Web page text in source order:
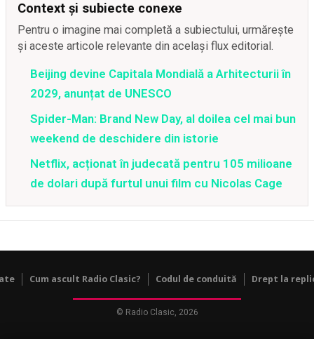
Context și subiecte conexe
Pentru o imagine mai completă a subiectului, urmărește
și aceste articole relevante din același flux editorial.
Beijing devine Capitala Mondială a Arhitecturii în
2029, anunțat de UNESCO
Spider-Man: Brand New Day, al doilea cel mai bun
weekend de deschidere din istorie
Netflix, acționat în judecată pentru 105 milioane
de dolari după furtul unui film cu Nicolas Cage
Cum ascult Radio Clasic? Codul de conduită Drept la
© Radio Clasic, 2026